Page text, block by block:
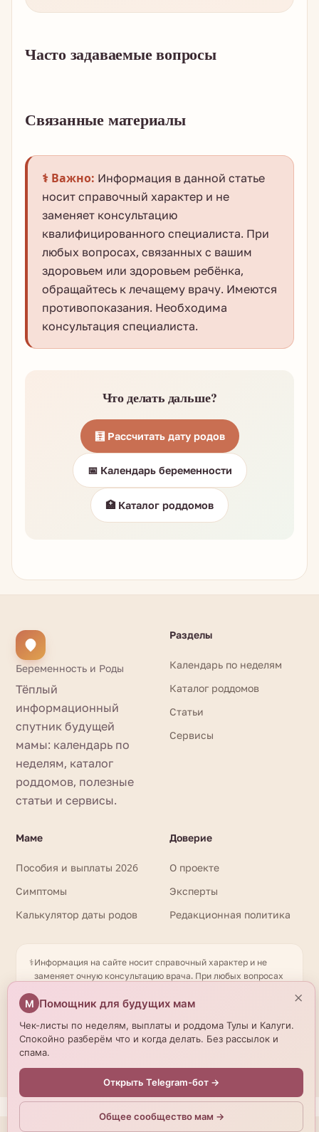
Часто задаваемые вопросы
Связанные материалы
⚕️ Важно: Информация в данной статье
носит справочный характер и не
заменяет консультацию
квалифицированного специалиста. При
любых вопросах, связанных с вашим
здоровьем или здоровьем ребёнка,
обращайтесь к лечащему врачу. Имеются
противопоказания. Необходима
консультация специалиста.
Что делать дальше?
🧮 Рассчитать дату родов
📅 Календарь беременности
🏥 Каталог роддомов
Беременность и Роды
Тёплый
информационный
спутник будущей
мамы: календарь по
неделям, каталог
роддомов, полезные
статьи и сервисы.
Разделы
Календарь по неделям
Каталог роддомов
Статьи
Сервисы
Маме
Пособия и выплаты 2026
Симптомы
Калькулятор даты родов
Доверие
О проекте
Эксперты
Редакционная политика
⚕️Информация на сайте носит справочный характер и не
заменяет очную консультацию врача. При любых вопросах
специалисту. Имеются противопоказания. Необходима
из открытых источников и могут отличаться от актуальной
информации — уточняйте по телефону. © 2026
beremennostirody.ru
М Помощник для будущих мам
Чек-листы по неделям, выплаты и роддома Тулы и Калуги.
Спокойно разберём что и когда делать. Без рассылок и
спама.
Открыть Telegram-бот →
Общее сообщество мам →
×